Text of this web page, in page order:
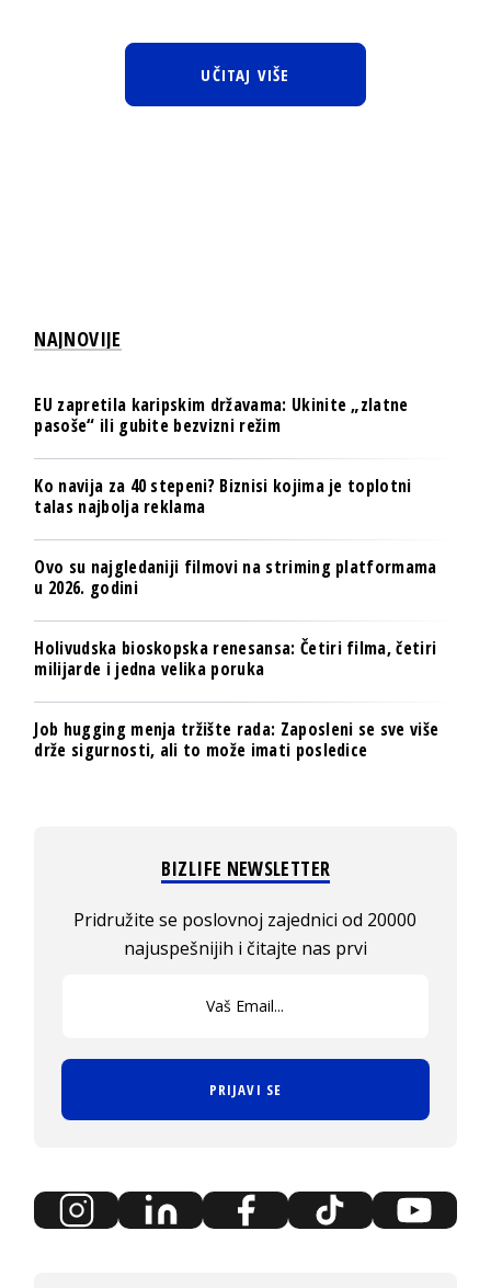
UČITAJ VIŠE
NAJNOVIJE
EU zapretila karipskim državama: Ukinite „zlatne
pasoše“ ili gubite bezvizni režim
Ko navija za 40 stepeni? Biznisi kojima je toplotni
talas najbolja reklama
Ovo su najgledaniji filmovi na striming platformama
u 2026. godini
Holivudska bioskopska renesansa: Četiri filma, četiri
milijarde i jedna velika poruka
Job hugging menja tržište rada: Zaposleni se sve više
drže sigurnosti, ali to može imati posledice
BIZLIFE NEWSLETTER
Pridružite se poslovnoj zajednici od 20000
najuspešnijih i čitajte nas prvi
PRIJAVI SE